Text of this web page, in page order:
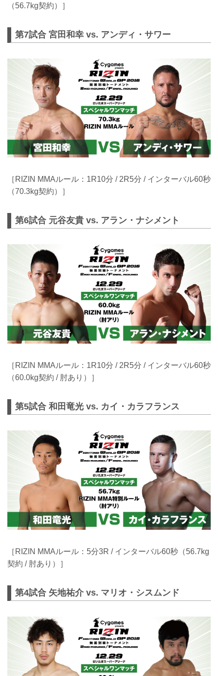
（56.7kg契約）］
第7試合 宮田和幸 vs. アンディ・サワー
［RIZIN MMAルール：1R10分 / 2R5分 / インターバル60秒
（70.3kg契約）］
第6試合 元谷友貴 vs. アラン・ナシメント
［RIZIN MMAルール：1R10分 / 2R5分 / インターバル60秒
（60.0kg契約 / 肘あり）］
第5試合 和田竜光 vs. カイ・カラフランス
［RIZIN MMAルール：5分3R / インターバル60秒（56.7kg
契約 / 肘あり）］
第4試合 矢地祐介 vs. マリオ・シスムンド